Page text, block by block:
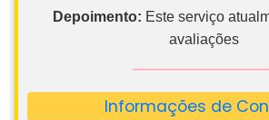
Depoimento: Este serviço
avaliações
Informações de